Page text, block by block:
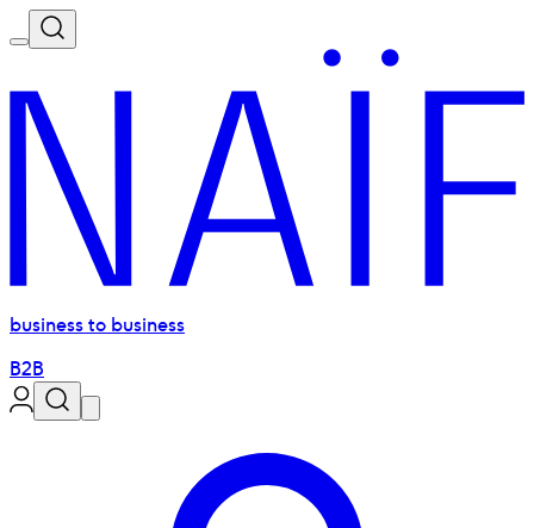
business to business
B2B